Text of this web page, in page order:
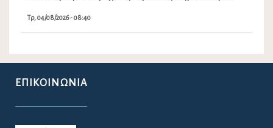
Τρ, 04/08/2026 - 08:40
ΕΠΙΚΟΙΝΩΝΊΑ